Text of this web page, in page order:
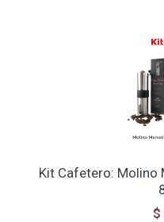
Kit Cafetero: Molino
$